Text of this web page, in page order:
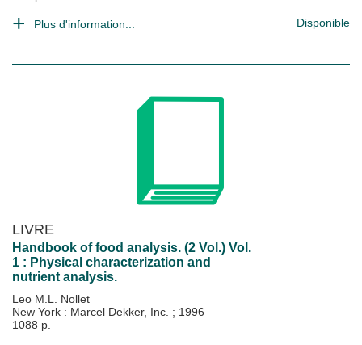
Plus d'information... Disponible
LIVRE
Handbook of food analysis. (2 Vol.) Vol.
1 : Physical characterization and
nutrient analysis.
Leo M.L. Nollet
New York : Marcel Dekker, Inc. ; 1996
1088 p.